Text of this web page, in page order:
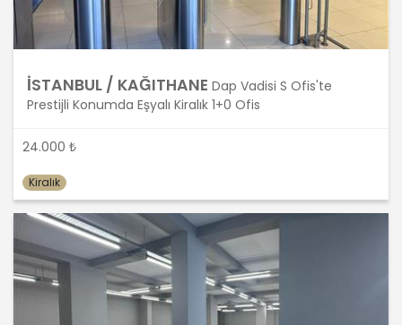
MASTERTURK FRANCHİSİNG
GAYRİMENKUL SATIŞ VE PAZARLAMA
A.Ş.. Türk Ceza Kanunu’nun 138.
maddelerine uygun olarak; işledikleri
kişisel verileri, yalnızca ilgili mevzuat
veri işleme amacının gerektirdiği süre
MASTERTURK FRANCHİSİNG
GAYRİMENKUL SATIŞ VE PAZARLAMA
A.Ş. öncelikle ilgili mevzuatta kişisel
verilerin saklanması için bir süre
öngörülüp öngörülmediğini tespit
edecek, bir süre belirlenmişse bu
süreye uygun davranacak, bir süre
belirlenmemişse kişisel verileri
İSTANBUL / KAĞITHANE Dap Vadisi S Ofis'te
Prestijli Konumda Eşyalı Kiralık 1+0 Ofis
24.000 ₺
Kiralık